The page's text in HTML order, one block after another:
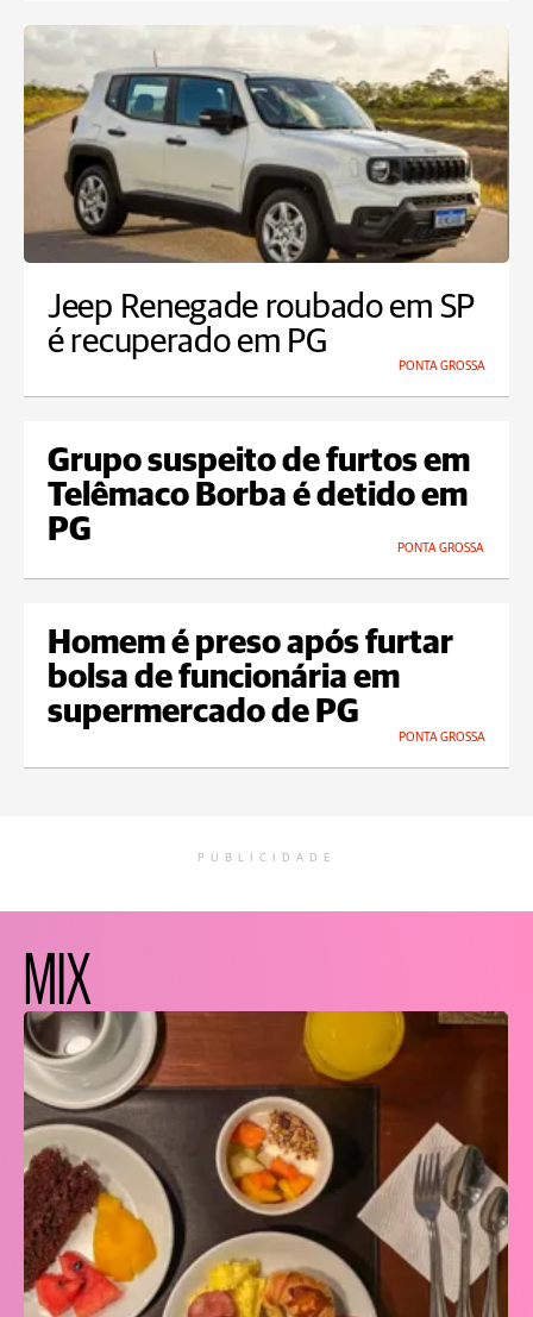
Jeep Renegade roubado em SP
é recuperado em PG
PONTA GROSSA
Grupo suspeito de furtos em
Telêmaco Borba é detido em
PG
PONTA GROSSA
Homem é preso após furtar
bolsa de funcionária em
supermercado de PG
PONTA GROSSA
PUBLICIDADE
MIX